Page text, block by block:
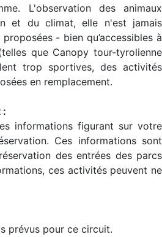
L'observation des animaux
et du climat, elle n'est jamais
- bien qu’accessibles à
que Canopy tour-tyrolienne
trop sportives, des activités
en remplacement.
:
informations figurant sur votre
Ces informations sont
des entrées des parcs
ces activités peuvent ne
prévus pour ce circuit.